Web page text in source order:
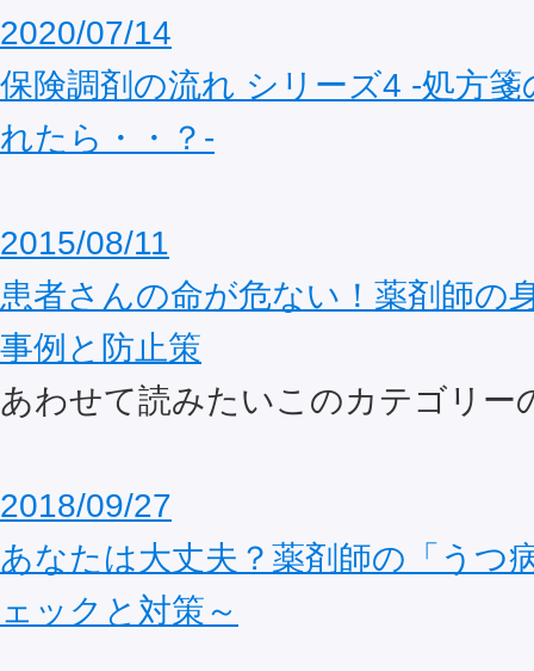
2020/07/14
保険調剤の流れ シリーズ4 ‐処方
れたら・・？‐
2015/08/11
患者さんの命が危ない！薬剤師の
事例と防止策
あわせて読みたいこのカテゴリー
2018/09/27
あなたは大丈夫？薬剤師の「うつ
ェックと対策～